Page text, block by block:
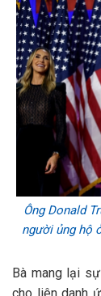
Ông Donald
người ủng hộ
Bà mang lại